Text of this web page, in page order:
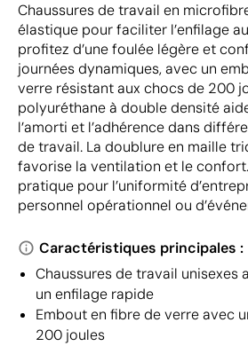
Chaussures de travail en
élastique pour faciliter l’enfilage
profitez d’une foulée légère et
journées dynamiques, avec un
verre résistant aux chocs de 200
polyuréthane à double densité
l’amorti et l’adhérence dans
de travail. La doublure en maille
favorise la ventilation et le
pratique pour l’uniformité
personnel opérationnel ou
Caractéristiques principales :
Chaussures de travail unisexes
un enfilage rapide
Embout en fibre de verre avec
200 joules